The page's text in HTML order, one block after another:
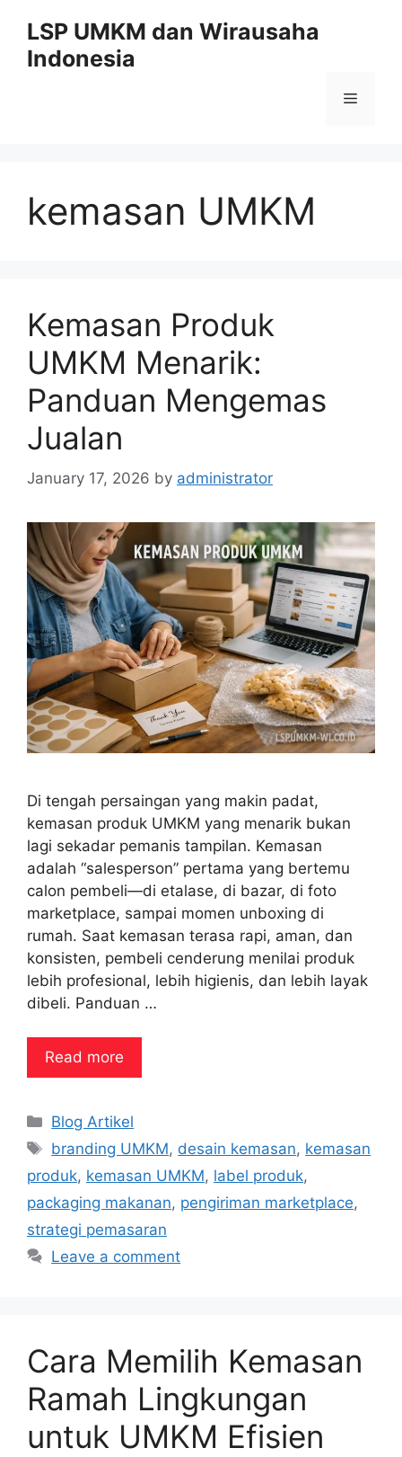
content
LSP UMKM dan Wirausaha
Indonesia
Menu
kemasan UMKM
Kemasan Produk
UMKM Menarik:
Panduan Mengemas
Jualan
January 17, 2026 by administrator
Di tengah persaingan yang makin padat,
kemasan produk UMKM yang menarik bukan
lagi sekadar pemanis tampilan. Kemasan
adalah “salesperson” pertama yang bertemu
calon pembeli—di etalase, di bazar, di foto
marketplace, sampai momen unboxing di
rumah. Saat kemasan terasa rapi, aman, dan
konsisten, pembeli cenderung menilai produk
lebih profesional, lebih higienis, dan lebih layak
dibeli. Panduan …
Read more
Categories
Blog Artikel
Tags
branding UMKM, desain kemasan, kemasan
produk, kemasan UMKM, label produk,
packaging makanan, pengiriman marketplace,
strategi pemasaran
Leave a comment
Cara Memilih Kemasan
Ramah Lingkungan
untuk UMKM Efisien